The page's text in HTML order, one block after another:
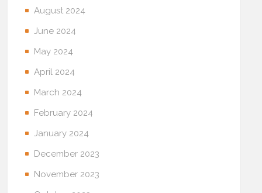
August 2024
June 2024
May 2024
April 2024
March 2024
February 2024
January 2024
December 2023
November 2023